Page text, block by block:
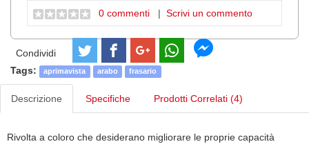
0 commenti | Scrivi un commento
Condividi
Tags:
aprimavista arabo frasario
Descrizione Specifiche Prodotti Correlati (4)
Rivolta a coloro che desiderano migliorare le proprie capacità